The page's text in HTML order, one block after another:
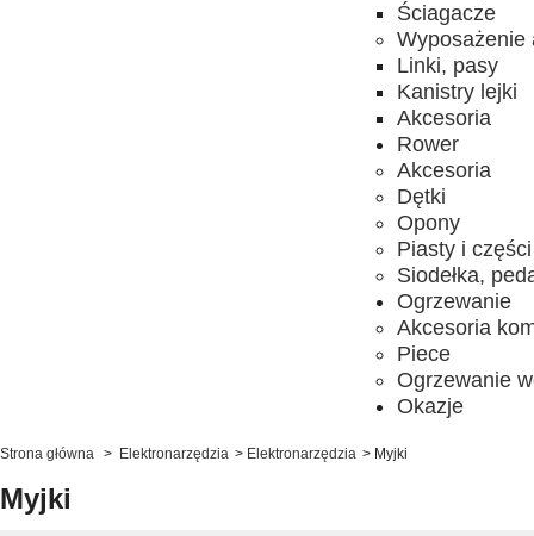
Ściagacze
Wyposażenie
Linki, pasy
Kanistry lejki
Akcesoria
Rower
Akcesoria
Dętki
Opony
Piasty i części
Siodełka,
Ogrzewanie
Akcesoria
Piece
Ogrzewanie
Okazje
Strona główna > Elektronarzędzia > Elektronarzędzia > Myjki
Myjki